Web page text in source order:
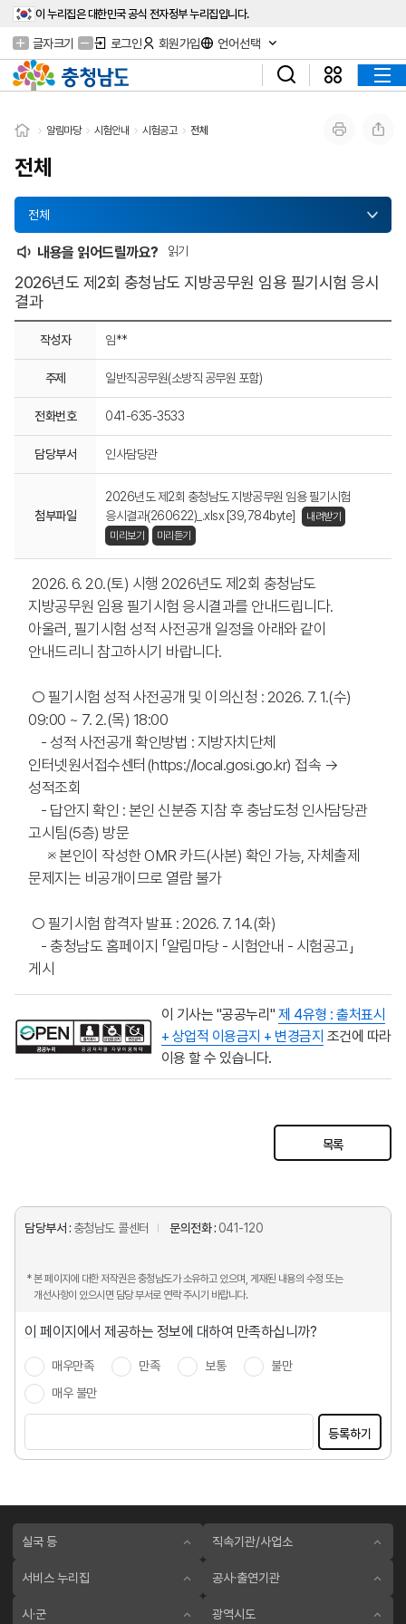
이 누리집은 대한민국 공식 전자정부 누리집입니다.
글자크기 로그인 회원가입 언어선택
알림마당 시험안내 시험공고 전체
전체
전체
내용을 읽어드릴까요? 읽기
2026년도 제2회 충청남도 지방공무원 임용 필기시험 응시
결과
작성자 임**
주제 일반직공무원(소방직 공무원 포함)
전화번호 041-635-3533
담당부서 인사담당관
첨부파일
2026년도 제2회 충청남도 지방공무원 임용 필기시험
응시결과(260622)_.xlsx [39,784byte]
내려받기
미리보기
미리듣기
2026. 6. 20.(토) 시행 2026년도 제2회 충청남도
지방공무원 임용 필기시험 응시결과를 안내드립니다.
아울러, 필기시험 성적 사전공개 일정을 아래와 같이
안내드리니 참고하시기 바랍니다.
○ 필기시험 성적 사전공개 및 이의신청 : 2026. 7. 1.(수)
09:00 ~ 7. 2.(목) 18:00
- 성적 사전공개 확인방법 : 지방자치단체
인터넷원서접수센터(https://local.gosi.go.kr) 접속 →
성적조회
- 답안지 확인 : 본인 신분증 지참 후 충남도청 인사담당관
고시팀(5층) 방문
※ 본인이 작성한 OMR 카드(사본) 확인 가능, 자체출제
문제지는 비공개이므로 열람 불가
○ 필기시험 합격자 발표 : 2026. 7. 14.(화)
- 충청남도 홈페이지 「알림마당 - 시험안내 - 시험공고」
게시
이 기사는 "공공누리"제 4유형 : 출처표시
+ 상업적 이용금지 + 변경금지 조건에 따라
이용 할 수 있습니다.
목록
담당부서 : 충청남도 콜센터 문의전화 : 041-120
* 본 페이지에 대한 저작권은 충청남도가 소유하고 있으며, 게재된 내용의 수정 또는
개선사항이 있으시면 담당 부서로 연락 주시기 바랍니다.
이 페이지에서 제공하는 정보에 대하여 만족하십니까?
매우만족 만족 보통
불만
매우 불만
등록하기
실국 등 직속기관/사업소
서비스 누리집 공사·출연기관
시·군 광역시도